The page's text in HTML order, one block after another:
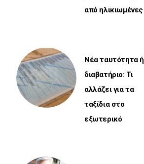
από ηλικιωμένες
Νέα ταυτότητα ή
διαβατήριο: Τι
αλλάζει για τα
ταξίδια στο
εξωτερικό